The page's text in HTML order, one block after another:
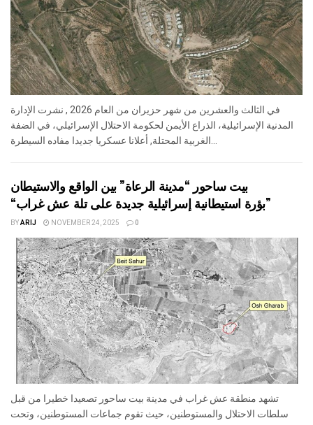
في الثالث والعشرين من شهر حزيران من العام 2026 , نشرت الإدارة
المدنية الإسرائيلية، الذراع الأيمن لحكومة الاحتلال الإسرائيلي، في الضفة
بيت ساحور “مدينة الرعاة” بين الواقع والاستيطان
“بؤرة استيطانية إسرائيلية جديدة على تلة عش غراب”
BYARIJ NOVEMBER 24, 2025 0
تشهد منطقة عش غراب في مدينة بيت ساحور تصعيدا خطيرا من قبل
سلطات الاحتلال والمستوطنين، حيث تقوم جماعات المستوطنين، وتحت